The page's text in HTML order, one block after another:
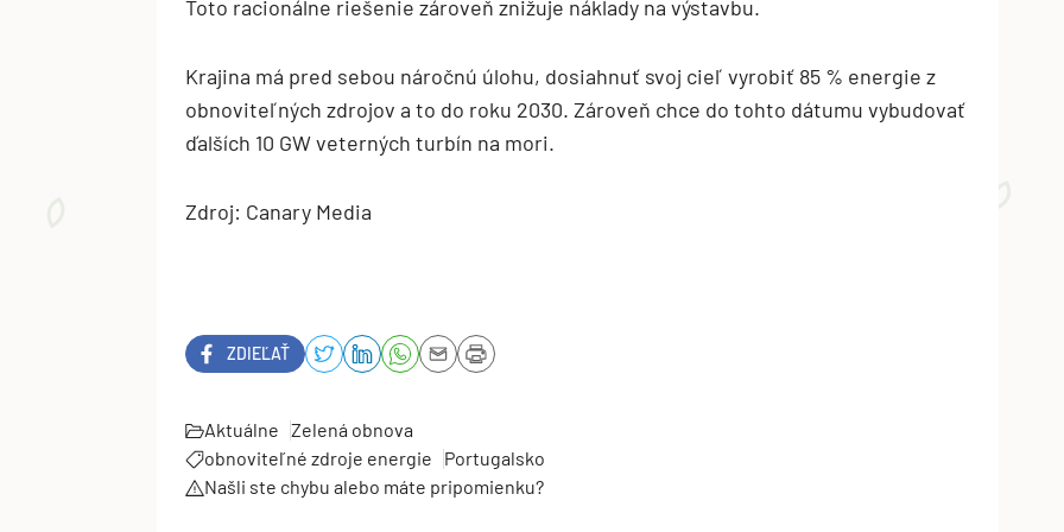
Toto racionálne riešenie zároveň znižuje náklady na výstavbu.
Krajina má pred sebou náročnú úlohu, dosiahnuť svoj cieľ vyrobiť 85 % energie z
obnoviteľných zdrojov a to do roku 2030. Zároveň chce do tohto dátumu vybudovať
ďalších 10 GW veterných turbín na mori.
Zdroj: Canary Media
ZDIEĽAŤ
Aktuálne Zelená obnova
obnoviteľné zdroje energie
Portugalsko
Našli ste chybu alebo máte pripomienku?